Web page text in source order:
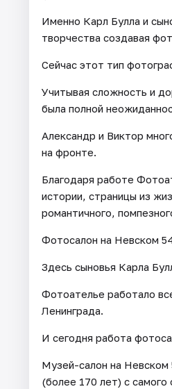
Именно Карл Булла и
творчества создавая
Сейчас этот тип
Учитывая сложность и
была полной
Александр и Виктор
на фронте.
Благодаря работе
истории, страницы из
романтичного,
Фотосалон на Невском
Здесь сыновья Карла
Фотоателье работало
Ленинграда.
И сегодня работа
Музей-салон на Невском
(более 170 лет) с